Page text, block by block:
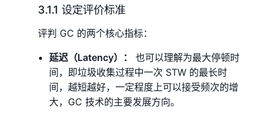
3.1.1 设定评价标准
评判 GC 的两个核心指标：
延迟（Latency）：
也可以理解为最大停顿时
间，即垃圾收集过程中一次 STW 的最长时
间，越短越好，一定程度上可以接受频次的增
大，GC 技术的主要发展方向。